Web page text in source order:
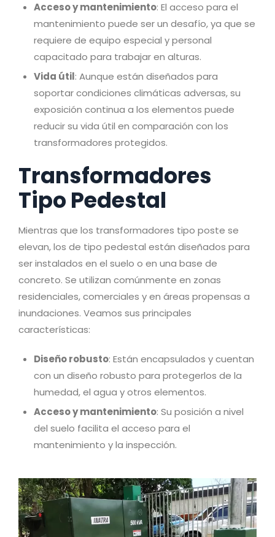
Acceso y mantenimiento: El acceso para el
mantenimiento puede ser un desafío, ya que se
requiere de equipo especial y personal
capacitado para trabajar en alturas.
Vida útil: Aunque están diseñados para
soportar condiciones climáticas adversas, su
exposición continua a los elementos puede
reducir su vida útil en comparación con los
transformadores protegidos.
Transformadores
Tipo Pedestal
Mientras que los transformadores tipo poste se
elevan, los de tipo pedestal están diseñados para
ser instalados en el suelo o en una base de
concreto. Se utilizan comúnmente en zonas
residenciales, comerciales y en áreas propensas a
inundaciones. Veamos sus principales
características:
Diseño robusto: Están encapsulados y cuentan
con un diseño robusto para protegerlos de la
humedad, el agua y otros elementos.
Acceso y mantenimiento: Su posición a nivel
del suelo facilita el acceso para el
mantenimiento y la inspección.